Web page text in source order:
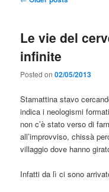
Le vie del
infinite
Posted on02/05/2013
Stamattina stavo
indica i neologismi
non c’è stato verso di
all’improvviso, chissà
villaggio dove hanno
Infatti da lì ci sono